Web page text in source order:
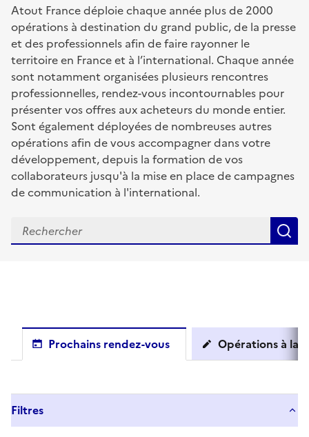
Atout France déploie chaque année plus de 2000
opérations à destination du grand public, de la presse
et des professionnels afin de faire rayonner le
territoire en France et à l’international. Chaque année
sont notamment organisées plusieurs rencontres
professionnelles, rendez-vous incontournables pour
présenter vos offres aux acheteurs du monde entier.
Sont également déployées de nombreuses autres
opérations afin de vous accompagner dans votre
développement, depuis la formation de vos
collaborateurs jusqu'à la mise en place de campagnes
de communication à l'international.
Prochains rendez-vous Opérations à la
Filtres